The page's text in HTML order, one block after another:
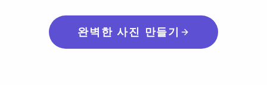
완벽한 사진 만들기